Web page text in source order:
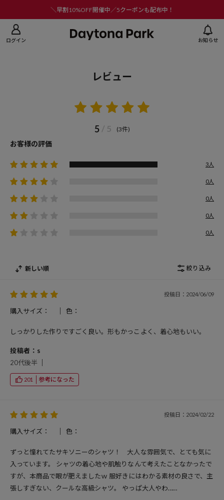
＼早割10%OFF開催中／5クーポンも配布中！
ログイン お知らせ
レビュー
5 / 5 (3件)
お客様の評価
3人
0人
0人
0人
0人
新しい順 絞り込み
投稿日：2024/06/09
購入サイズ： 色：
しっかりした作りですごく良い。形もかっこよく、着心地もいい。
投稿者：s
20代後半
201 参考になった
投稿日：2024/02/22
購入サイズ： 色：
ずっと憧れてたサキソニーのシャツ！ 大人な雰囲気で、とても気に
入っています。 シャツの着心地や肌触りなんて考えたことなかったで
すが、本商品で眼が肥えましたｗ 服好きにはわかる素材の良さで、主
張しすぎない、クールな高級シャツ。 やっぱ大人やわ……